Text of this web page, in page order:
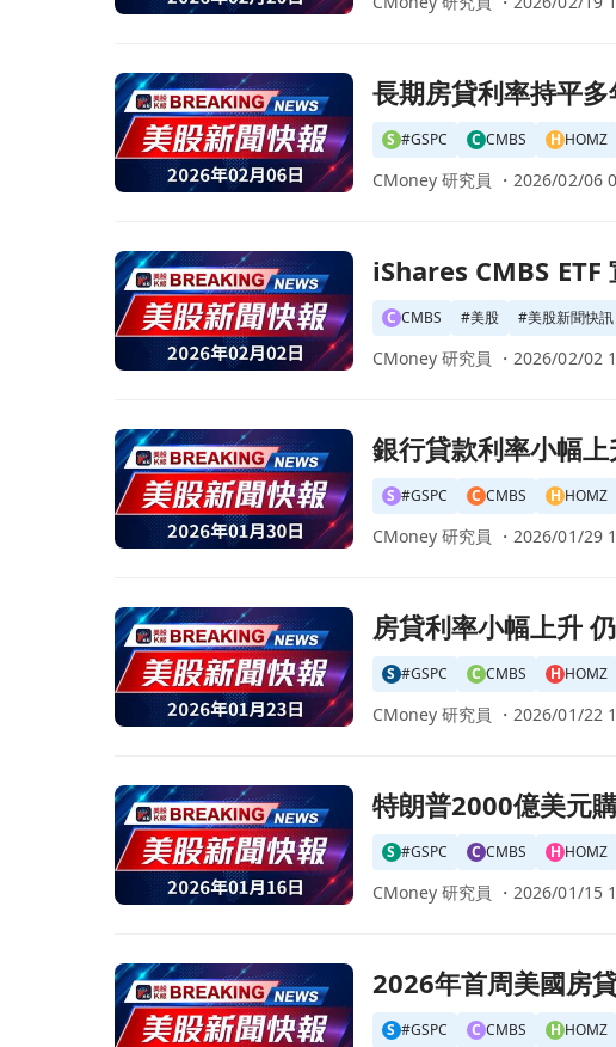
前往長期房貸利率持平多年低點 促進春季買賣熱潮頁面
長期房貸利率持平
S #GSPC C CMBS H HOMZ
CMoney 研究員 ・2026/02/06
前往iShares CMBS ETF 宣佈每股$0.1429 股息，投資者持
iShares CMBS ETF
C CMBS #美股 #美股新聞快訊
CMoney 研究員 ・2026/02/02
前往銀行貸款利率小幅上升 但仍維持三年來低點！頁面
銀行貸款利率小幅
S #GSPC C CMBS H HOMZ
CMoney 研究員 ・2026/01/29
前往房貸利率小幅上升 仍遠低於去年水準！頁面
房貸利率小幅上升
S #GSPC C CMBS H HOMZ
CMoney 研究員 ・2026/01/22
前往特朗普2000億美元購債訊息震撼市場！長期房貸利率
特朗普2000億美元
S #GSPC C CMBS H HOMZ
CMoney 研究員 ・2026/01/15
前往2026年首周美國房貸利率微幅上升，住宅需求回暖引
2026年首周美國房
S #GSPC C CMBS H HOMZ